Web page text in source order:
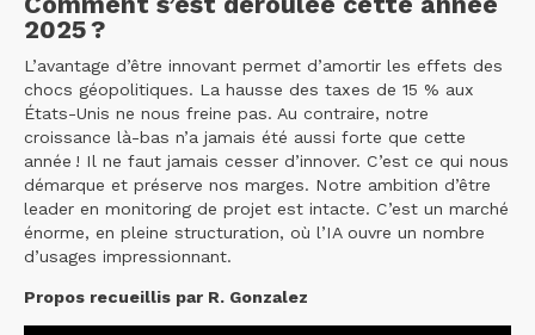
2025 ?
L’avantage d’être innovant permet d’amortir les effets des
chocs géopolitiques. La hausse des taxes de 15 % aux
États-Unis ne nous freine pas. Au contraire, notre
croissance là-bas n’a jamais été aussi forte que cette
année ! Il ne faut jamais cesser d’innover. C’est ce qui nous
démarque et préserve nos marges. Notre ambition d’être
leader en monitoring de projet est intacte. C’est un marché
énorme, en pleine structuration, où l’IA ouvre un nombre
d’usages impressionnant.
Propos recueillis par R. Gonzalez